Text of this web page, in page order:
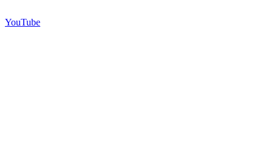
YouTube